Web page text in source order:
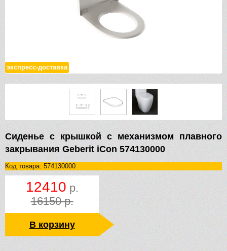
экспресс-доставка
Сиденье с крышкой с механизмом плавного
закрывания Geberit iCon 574130000
Код товара: 574130000
12410 р.
16150 р.
В корзину